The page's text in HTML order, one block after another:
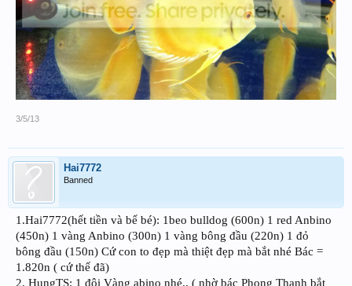
3/5/13
Hai7772
Banned
1.Hai7772(hết tiền và bể bé): 1beo bulldog (600n) 1 red Anbino
(450n) 1 vàng Anbino (300n) 1 vàng bông đầu (220n) 1 đỏ
bông đầu (150n) Cứ con to đẹp mà thiệt đẹp mà bắt nhé Bác =
1.820n ( cứ thế đã)
2. HungTS: 1 đôi Vàng abino nhé.. ( nhờ bác Phong Thanh bắt